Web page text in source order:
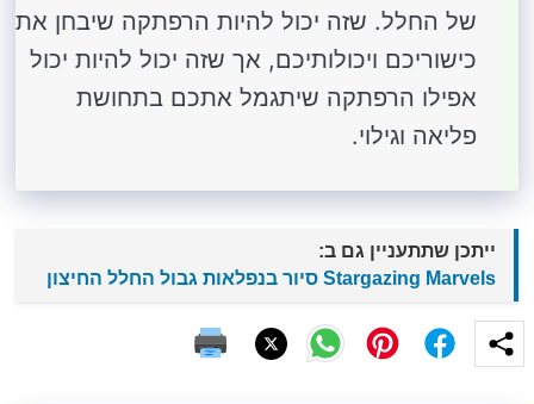
של החלל. שזה יכול להיות הרפתקה שיבחן את
כישוריכם ויכולותיכם, אך שזה יכול להיות יכול
אפילו הרפתקה שיתגמל אתכם בתחושת
פליאה וגילוי.
ייתכן שתתעניין גם ב:
Stargazing Marvels סיור בנפלאות גבול החלל החיצון